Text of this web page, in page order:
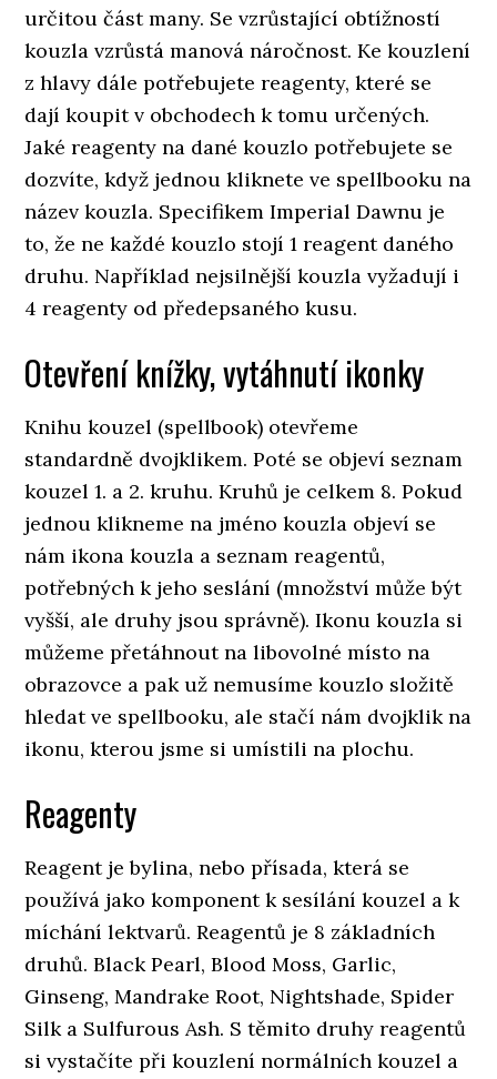
určitou část many. Se vzrůstající obtížností
kouzla vzrůstá manová náročnost. Ke kouzlení
z hlavy dále potřebujete reagenty, které se
dají koupit v obchodech k tomu určených.
Jaké reagenty na dané kouzlo potřebujete se
dozvíte, když jednou kliknete ve spellbooku na
název kouzla. Specifikem Imperial Dawnu je
to, že ne každé kouzlo stojí 1 reagent daného
druhu. Například nejsilnější kouzla vyžadují i
4 reagenty od předepsaného kusu.
Otevření knížky, vytáhnutí ikonky
Knihu kouzel (spellbook) otevřeme
standardně dvojklikem. Poté se objeví seznam
kouzel 1. a 2. kruhu. Kruhů je celkem 8. Pokud
jednou klikneme na jméno kouzla objeví se
nám ikona kouzla a seznam reagentů,
potřebných k jeho seslání (množství může být
vyšší, ale druhy jsou správně). Ikonu kouzla si
můžeme přetáhnout na libovolné místo na
obrazovce a pak už nemusíme kouzlo složitě
hledat ve spellbooku, ale stačí nám dvojklik na
ikonu, kterou jsme si umístili na plochu.
Reagenty
Reagent je bylina, nebo přísada, která se
používá jako komponent k sesílání kouzel a k
míchání lektvarů. Reagentů je 8 základních
druhů. Black Pearl, Blood Moss, Garlic,
Ginseng, Mandrake Root, Nightshade, Spider
Silk a Sulfurous Ash. S těmito druhy reagentů
si vystačíte při kouzlení normálních kouzel a